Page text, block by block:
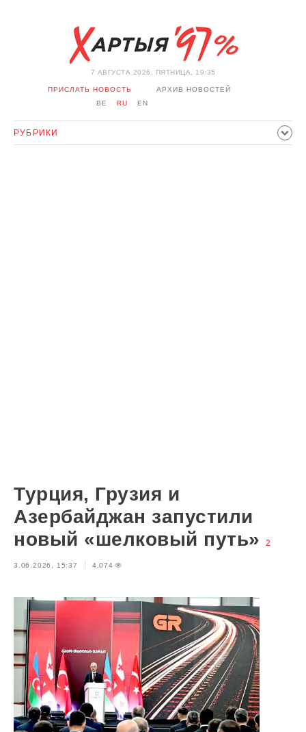
7 АВГУСТА 2026, ПЯТНИЦА, 19:35
ПРИСЛАТЬ НОВОСТЬ
АРХИВ НОВОСТЕЙ
BE
RU EN
РУБРИКИ
Турция, Грузия и
Азербайджан запустили
новый «шелковый путь»
2
3.06.2026, 15:37 4,074